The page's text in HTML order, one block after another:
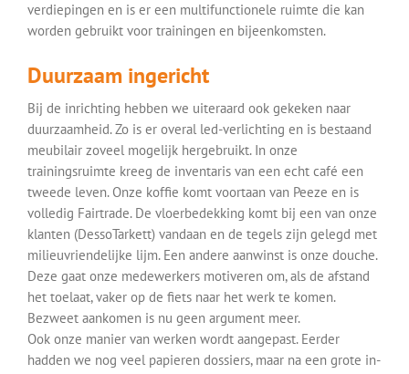
verdiepingen en is er een multifunctionele ruimte die kan
worden gebruikt voor trainingen en bijeenkomsten.
Duurzaam ingericht
Bij de inrichting hebben we uiteraard ook gekeken naar
duurzaamheid. Zo is er overal led-verlichting en is bestaand
meubilair zoveel mogelijk hergebruikt. In onze
trainingsruimte kreeg de inventaris van een echt café een
tweede leven. Onze koffie komt voortaan van Peeze en is
volledig Fairtrade. De vloerbedekking komt bij een van onze
klanten (DessoTarkett) vandaan en de tegels zijn gelegd met
milieuvriendelijke lijm. Een andere aanwinst is onze douche.
Deze gaat onze medewerkers motiveren om, als de afstand
het toelaat, vaker op de fiets naar het werk te komen.
Bezweet aankomen is nu geen argument meer.
Ook onze manier van werken wordt aangepast. Eerder
hadden we nog veel papieren dossiers, maar na een grote in-